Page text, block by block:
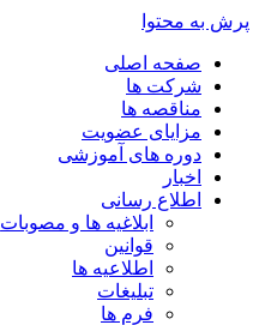
پرش به محتوا
صفحه اصلی
شرکت ها
مناقصه ها
مزایای عضویت
دوره های آموزشی
اخبار
اطلاع رسانی
ابلاغیه ها و مصوبات
قوانین
اطلاعیه ها
تبلیغات
فرم ها